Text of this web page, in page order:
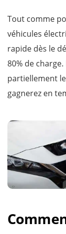
Tout comme
véhicules
rapide dès le
80% de
partiellement
gagnerez en